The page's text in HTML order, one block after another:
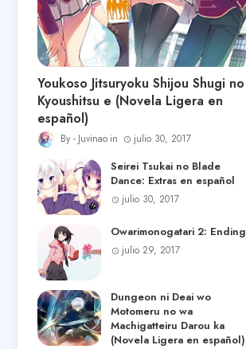
Youkoso Jitsuryoku Shijou Shugi no
Kyoushitsu e (Novela Ligera en
español)
Juvinao julio 30, 2017
Seirei Tsukai no Blade
Dance: Extras en español
julio 30, 2017
Owarimonogatari 2: Ending
julio 29, 2017
Dungeon ni Deai wo
Motomeru no wa
Machigatteiru Darou ka
(Novela Ligera en español)